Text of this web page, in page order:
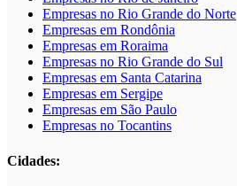
Empresas no Rio Grande do Norte
Empresas em Rondônia
Empresas em Roraima
Empresas no Rio Grande do Sul
Empresas em Santa Catarina
Empresas em Sergipe
Empresas em São Paulo
Empresas no Tocantins
Cidades: